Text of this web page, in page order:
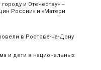
и Отечеству» –
России» и «Матери
в Ростове-на-Дону
и дети в национальных